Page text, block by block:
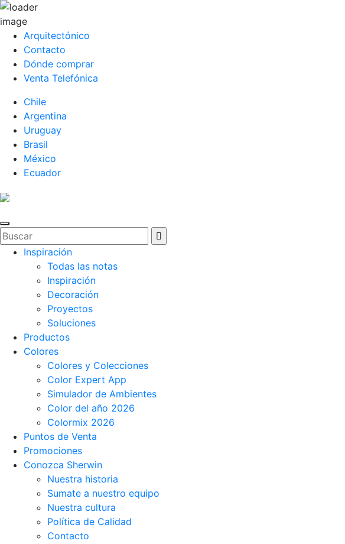
Arquitectónico
Contacto
Dónde comprar
Venta Telefónica
Chile
Argentina
Uruguay
Brasil
México
Ecuador
Inspiración
Todas las notas
Inspiración
Decoración
Proyectos
Soluciones
Productos
Colores
Colores y Colecciones
Color Expert App
Simulador de Ambientes
Color del año 2026
Colormix 2026
Puntos de Venta
Promociones
Conozca Sherwin
Nuestra historia
Sumate a nuestro equipo
Nuestra cultura
Política de Calidad
Contacto